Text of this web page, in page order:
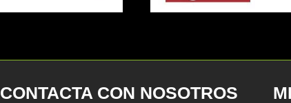
CONTACTA CON NOSOTROS